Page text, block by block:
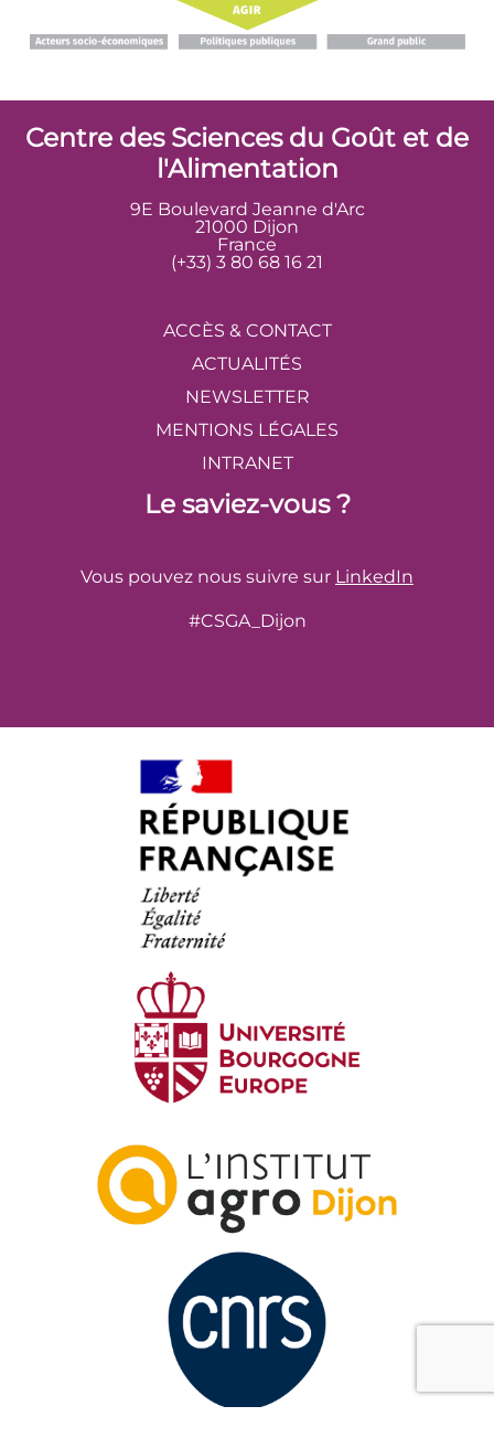
Centre des Sciences du Goût et de
l'Alimentation
9E Boulevard Jeanne d'Arc
21000 Dijon
France
(+33) 3 80 68 16 21
ACCÈS & CONTACT
ACTUALITÉS
NEWSLETTER
MENTIONS LÉGALES
INTRANET
Le saviez-vous ?
Vous pouvez nous suivre sur LinkedIn
#CSGA_Dijon